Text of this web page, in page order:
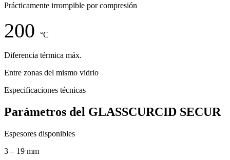
Prácticamente irrompible por compresión
200 °C
Diferencia térmica máx.
Entre zonas del mismo vidrio
Especificaciones técnicas
Parámetros del GLASSCURCID SECUR
Espesores disponibles
3 – 19 mm